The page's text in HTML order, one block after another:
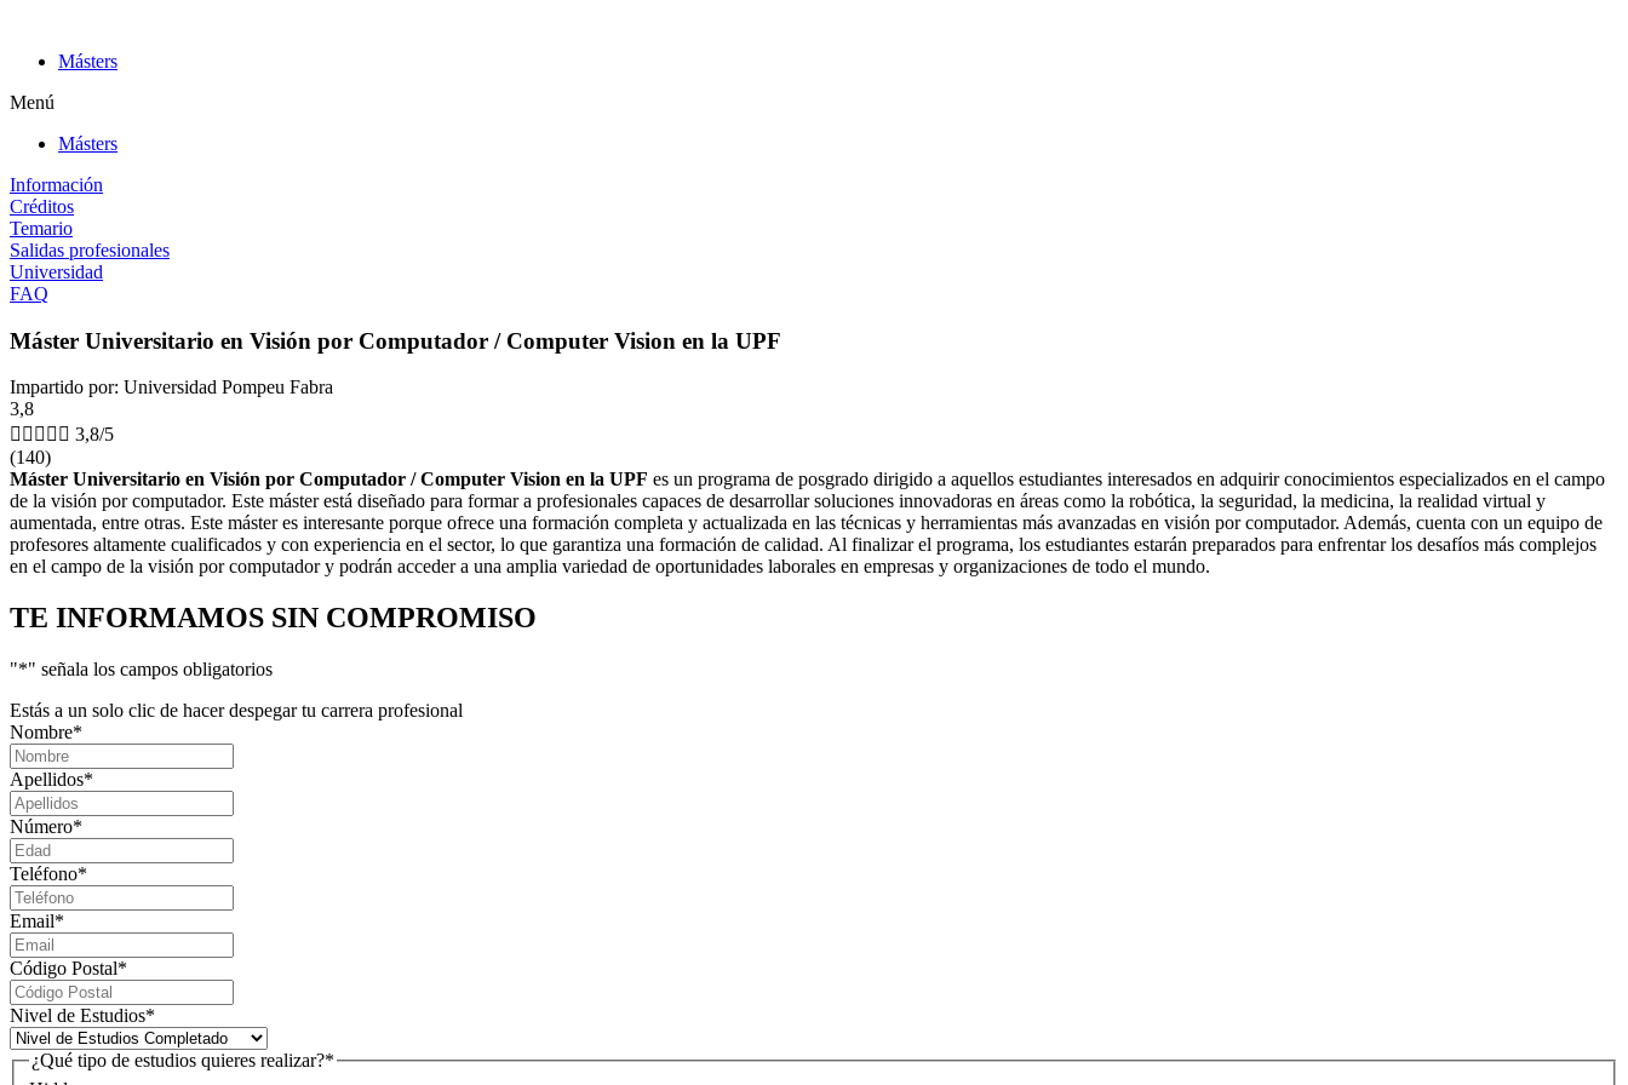
contenidoMásters
Menú
Másters
Información
Créditos
Temario
Salidas profesionales
Universidad
FAQ
Máster Universitario en Visión por Computador / Computer Vision en la UPF
Impartido por: Universidad Pompeu Fabra
3,8
     3,8/5
(140)
Máster Universitario en Visión por Computador / Computer Vision en la UPF es un programa de posgrado dirigido a aquellos estudiantes interesados en adquirir conocimientos especializados en el campo
de la visión por computador. Este máster está diseñado para formar a profesionales capaces de desarrollar soluciones innovadoras en áreas como la robótica, la seguridad, la medicina, la realidad virtual y
aumentada, entre otras. Este máster es interesante porque ofrece una formación completa y actualizada en las técnicas y herramientas más avanzadas en visión por computador. Además, cuenta con un equipo de
profesores altamente cualificados y con experiencia en el sector, lo que garantiza una formación de calidad. Al finalizar el programa, los estudiantes estarán preparados para enfrentar los desafíos más complejos
en el campo de la visión por computador y podrán acceder a una amplia variedad de oportunidades laborales en empresas y organizaciones de todo el mundo.
TE INFORMAMOS SIN COMPROMISO
"*" señala los campos obligatorios
Estás a un solo clic de hacer despegar tu carrera profesional
Nombre*
Apellidos*
Número*
Teléfono*
Email*
Código Postal*
Nivel de Estudios*
¿Qué tipo de estudios quieres realizar?*